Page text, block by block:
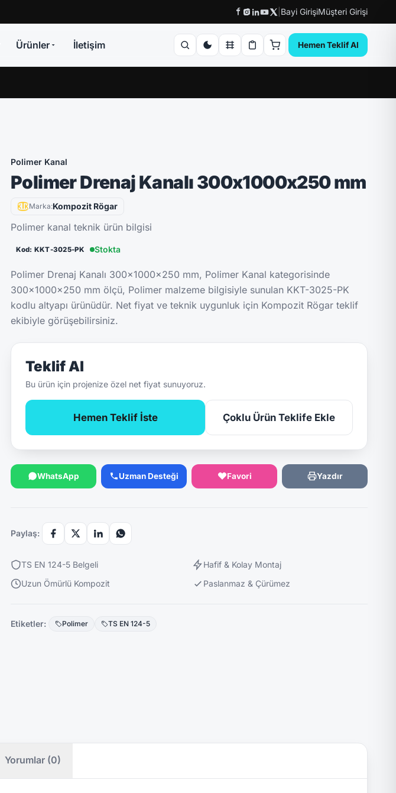
Bayi GirişiMüşteri Girişi
Ürünler İletişim Hemen Teklif Al
Polimer Kanal
Polimer Drenaj Kanalı 300x1000x250 mm
Marka:Kompozit Rögar
Polimer kanal teknik ürün bilgisi
Kod: KKT-3025-PK Stokta
Polimer Drenaj Kanalı 300x1000x250 mm, Polimer Kanal kategorisinde
300x1000x250 mm ölçü, Polimer malzeme bilgisiyle sunulan KKT-3025-PK
kodlu altyapı ürünüdür. Net fiyat ve teknik uygunluk için Kompozit Rögar teklif
ekibiyle görüşebilirsiniz.
Teklif Al
Bu ürün için projenize özel net fiyat sunuyoruz.
Hemen Teklif İste Çoklu Ürün Teklife Ekle
WhatsApp Uzman Desteği Favori Yazdır
Paylaş:
TS EN 124-5 Belgeli
Hafif & Kolay Montaj
Uzun Ömürlü Kompozit
Paslanmaz & Çürümez
Etiketler: Polimer TS EN 124-5
Yorumlar (0)